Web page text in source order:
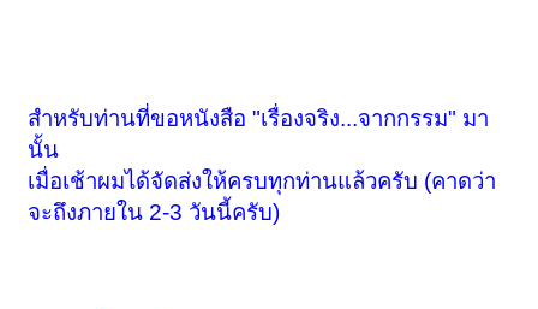
สำหรับท่านที่ขอหนังสือ "เรื่องจริง...จากกรรม" มา
นั้น
เมื่อเช้าผมได้จัดส่งให้ครบทุกท่านแล้วครับ (คาดว่า
จะถึงภายใน 2-3 วันนี้ครับ)